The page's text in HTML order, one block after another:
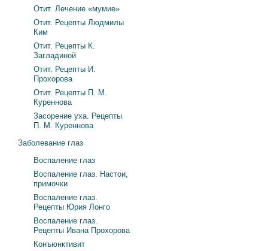
Отит. Лечение «мумие»
Отит. Рецепты Людмилы
Ким
Отит. Рецепты К.
Загладиной
Отит. Рецепты И.
Прохорова
Отит. Рецепты П. М.
Куреннова
Засорение уха. Рецепты
П. М. Куреннова
Заболевание глаз
Воспаление глаз
Воспаление глаз. Настои,
примочки
Воспаление глаз.
Рецепты Юрия Лонго
Воспаление глаз.
Рецепты Ивана Прохорова
Конъюнктивит